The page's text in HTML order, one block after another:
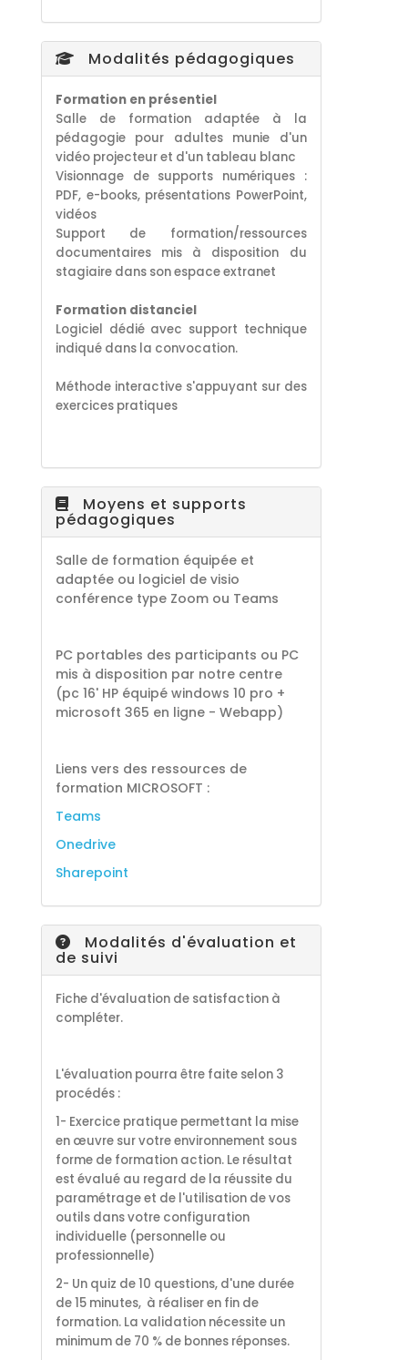
Modalités pédagogiques
Formation en présentiel
Salle de formation adaptée à la
pédagogie pour adultes munie d'un
vidéo projecteur et d'un tableau blanc
Visionnage de supports numériques :
PDF, e-books, présentations PowerPoint,
vidéos
Support de formation/ressources
documentaires mis à disposition du
stagiaire dans son espace extranet
Formation distanciel
Logiciel dédié avec support technique
indiqué dans la convocation.
Méthode interactive s'appuyant sur des
exercices pratiques
Moyens et supports
pédagogiques
Salle de formation équipée et
adaptée ou logiciel de visio
conférence type Zoom ou Teams
PC portables des participants ou PC
mis à disposition par notre centre
(pc 16' HP équipé windows 10 pro +
microsoft 365 en ligne - Webapp)
Liens vers des ressources de
formation MICROSOFT :
Teams
Onedrive
Sharepoint
Modalités d'évaluation et
de suivi
Fiche d'évaluation de satisfaction à
compléter.
L'évaluation pourra être faite selon 3
procédés :
1- Exercice pratique permettant la mise
en œuvre sur votre environnement sous
forme de formation action. Le résultat
est évalué au regard de la réussite du
paramétrage et de l'utilisation de vos
outils dans votre configuration
individuelle (personnelle ou
professionnelle)
2- Un quiz de 10 questions, d'une durée
de 15 minutes, à réaliser en fin de
formation. La validation nécessite un
minimum de 70 % de bonnes réponses.